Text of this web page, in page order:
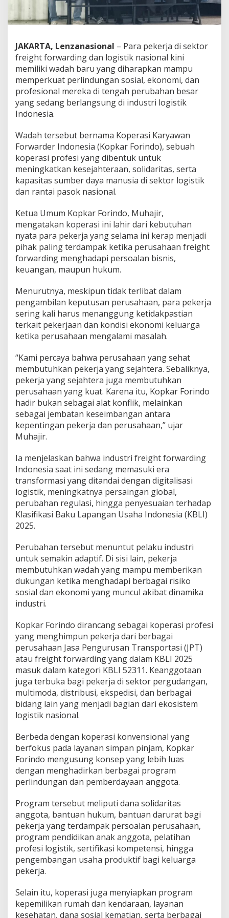
k
o
k
a
r
F
o
r
n
,
D
o
r
o
n
g
e
s
e
j
a
h
t
e
a
a
n
d
a
n
e
r
l
i
n
d
u
g
A
n
g
g
o
t
a
JAKARTA, Lenzanasional – Para pekerja di sektor
freight forwarding dan logistik nasional kini
memiliki wadah baru yang diharapkan mampu
memperkuat perlindungan sosial, ekonomi, dan
profesional mereka di tengah perubahan besar
yang sedang berlangsung di industri logistik
Indonesia.
Wadah tersebut bernama Koperasi Karyawan
Forwarder Indonesia (Kopkar Forindo), sebuah
koperasi profesi yang dibentuk untuk
meningkatkan kesejahteraan, solidaritas, serta
kapasitas sumber daya manusia di sektor logistik
dan rantai pasok nasional.
Ketua Umum Kopkar Forindo, Muhajir,
mengatakan koperasi ini lahir dari kebutuhan
nyata para pekerja yang selama ini kerap menjadi
pihak paling terdampak ketika perusahaan freight
forwarding menghadapi persoalan bisnis,
keuangan, maupun hukum.
Menurutnya, meskipun tidak terlibat dalam
pengambilan keputusan perusahaan, para pekerja
sering kali harus menanggung ketidakpastian
terkait pekerjaan dan kondisi ekonomi keluarga
ketika perusahaan mengalami masalah.
“Kami percaya bahwa perusahaan yang sehat
membutuhkan pekerja yang sejahtera. Sebaliknya,
pekerja yang sejahtera juga membutuhkan
perusahaan yang kuat. Karena itu, Kopkar Forindo
hadir bukan sebagai alat konflik, melainkan
sebagai jembatan keseimbangan antara
kepentingan pekerja dan perusahaan,” ujar
Muhajir.
Ia menjelaskan bahwa industri freight forwarding
Indonesia saat ini sedang memasuki era
transformasi yang ditandai dengan digitalisasi
logistik, meningkatnya persaingan global,
perubahan regulasi, hingga penyesuaian terhadap
Klasifikasi Baku Lapangan Usaha Indonesia (KBLI)
2025.
Perubahan tersebut menuntut pelaku industri
untuk semakin adaptif. Di sisi lain, pekerja
membutuhkan wadah yang mampu memberikan
dukungan ketika menghadapi berbagai risiko
sosial dan ekonomi yang muncul akibat dinamika
industri.
Kopkar Forindo dirancang sebagai koperasi profesi
yang menghimpun pekerja dari berbagai
perusahaan Jasa Pengurusan Transportasi (JPT)
atau freight forwarding yang dalam KBLI 2025
masuk dalam kategori KBLI 52311. Keanggotaan
juga terbuka bagi pekerja di sektor pergudangan,
multimoda, distribusi, ekspedisi, dan berbagai
bidang lain yang menjadi bagian dari ekosistem
logistik nasional.
Berbeda dengan koperasi konvensional yang
berfokus pada layanan simpan pinjam, Kopkar
Forindo mengusung konsep yang lebih luas
dengan menghadirkan berbagai program
perlindungan dan pemberdayaan anggota.
Program tersebut meliputi dana solidaritas
anggota, bantuan hukum, bantuan darurat bagi
pekerja yang terdampak persoalan perusahaan,
program pendidikan anak anggota, pelatihan
profesi logistik, sertifikasi kompetensi, hingga
pengembangan usaha produktif bagi keluarga
pekerja.
Selain itu, koperasi juga menyiapkan program
kepemilikan rumah dan kendaraan, layanan
kesehatan, dana sosial kematian, serta berbagai